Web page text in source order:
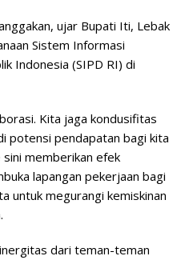
ujar Bupati Iti, Lebak
Sistem Informasi
Indonesia (SIPD RI) di
Kita jaga kondusifitas
potensi pendapatan bagi kita
memberikan efek
lapangan pekerjaan bagi
untuk megurangi kemiskinan
dari teman-teman